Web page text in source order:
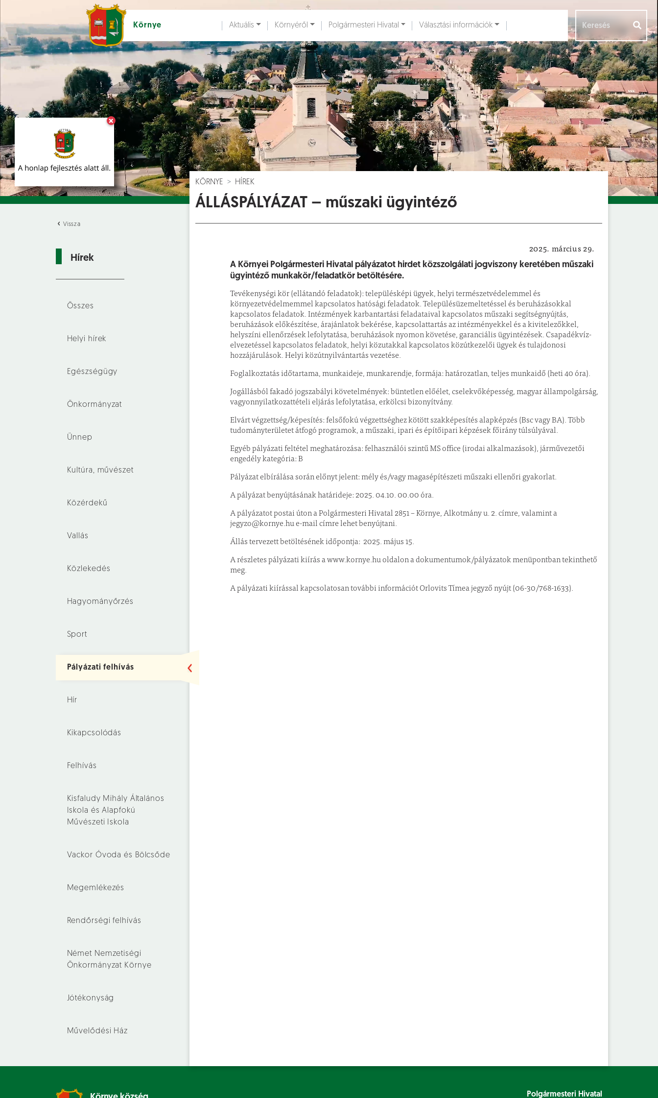
×
Környe
Ugrás a fő tartalomhoz
Aktuális Környéről Polgármesteri Hivatal Választási információk
Vissza
Hírek
Összes
Helyi hírek
Egészségügy
Önkormányzat
Ünnep
Kultúra, művészet
Közérdekű
Vallás
Közlekedés
Hagyományőrzés
Sport
Pályázati felhívás
Hír
Kikapcsolódás
Felhívás
Kisfaludy Mihály Általános
Iskola és Alapfokú
Művészeti Iskola
Vackor Óvoda és Bölcsőde
Megemlékezés
Rendőrségi felhívás
Német Nemzetiségi
Önkormányzat Környe
Jótékonyság
Művelődési Ház
KÖRNYE HÍREK
ÁLLÁSPÁLYÁZAT – műszaki ügyintéző
Pályázati felhívás
2025. március 29.
A Környei Polgármesteri Hivatal pályázatot hirdet közszolgálati jogviszony keretében műszaki
ügyintéző munkakör/feladatkör betöltésére.
Tevékenységi kör (ellátandó feladatok): településképi ügyek, helyi természetvédelemmel és
környezetvédelmemmel kapcsolatos hatósági feladatok. Településüzemeltetéssel és beruházásokkal
kapcsolatos feladatok. Intézmények karbantartási feladataival kapcsolatos műszaki segítségnyújtás,
beruházások előkészítése, árajánlatok bekérése, kapcsolattartás az intézményekkel és a kivitelezőkkel,
helyszíni ellenőrzések lefolytatása, beruházások nyomon követése, garanciális ügyintézések. Csapadékvíz-
elvezetéssel kapcsolatos feladatok, helyi közutakkal kapcsolatos közútkezelői ügyek és tulajdonosi
hozzájárulások. Helyi közútnyilvántartás vezetése.
Foglalkoztatás időtartama, munkaideje, munkarendje, formája: határozatlan, teljes munkaidő (heti 40 óra).
Jogállásból fakadó jogszabályi követelmények: büntetlen előélet, cselekvőképesség, magyar állampolgárság,
vagyonnyilatkozattételi eljárás lefolytatása, erkölcsi bizonyítvány.
Elvárt végzettség/képesítés: felsőfokú végzettséghez kötött szakképesítés alapképzés (Bsc vagy BA). Több
tudományterületet átfogó programok, a műszaki, ipari és építőipari képzések főirány túlsúlyával.
Egyéb pályázati feltétel meghatározása: felhasználói szintű MS office (irodai alkalmazások), járművezetői
engedély kategória: B
Pályázat elbírálása során előnyt jelent: mély és/vagy magasépítészeti műszaki ellenőri gyakorlat.
A pályázat benyújtásának határideje: 2025. 04.10. 00.00 óra.
A pályázatot postai úton a Polgármesteri Hivatal 2851 – Környe, Alkotmány u. 2. címre, valamint a
jegyzo@kornye.hu e-mail címre lehet benyújtani.
Állás tervezett betöltésének időpontja: 2025. május 15.
A részletes pályázati kiírás a www.kornye.hu oldalon a dokumentumok/pályázatok menüpontban tekinthető
meg.
A pályázati kiírással kapcsolatosan további információt Orlovits Tímea jegyző nyújt (06-30/768-1633).
Polgármesteri Hivatal
Hírek [ Események [] Dokumentumok [] Aloldalak []